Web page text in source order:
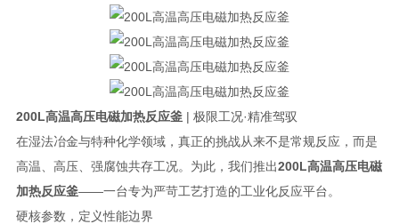
200L高温高压电磁加热反应釜| 极限工况·精准驾驭
在湿法冶金与特种化学领域，真正的挑战从来不是常规反应，而是
高温、高压、强腐蚀共存工况。为此，我们推出200L高温高压电磁
加热反应釜——一台专为严苛工艺打造的工业化反应平台。
硬核参数，定义性能边界